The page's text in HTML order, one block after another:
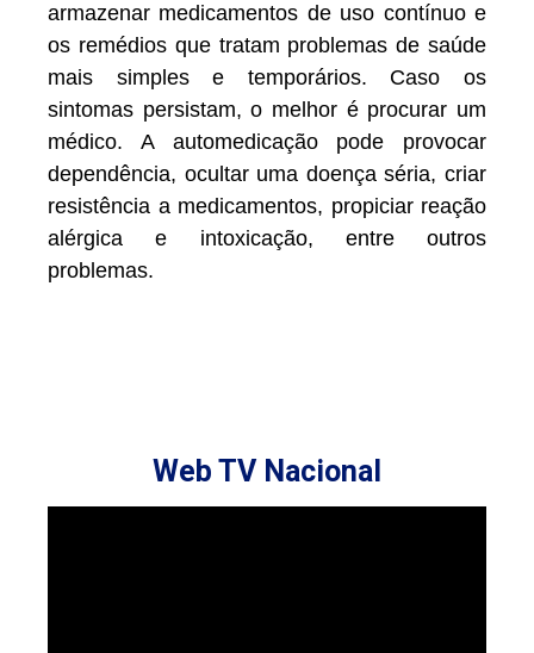
armazenar medicamentos de uso contínuo e
os remédios que tratam problemas de saúde
mais simples e temporários. Caso os
sintomas persistam, o melhor é procurar um
médico. A automedicação pode provocar
dependência, ocultar uma doença séria, criar
resistência a medicamentos, propiciar reação
alérgica e intoxicação, entre outros
problemas.
Web TV Nacional